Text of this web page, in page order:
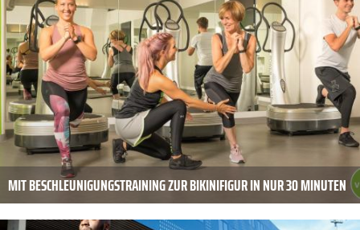
MIT BESCHLEUNIGUNGSTRAINING ZUR BIKINIFIGUR IN NUR 30 MINUTEN